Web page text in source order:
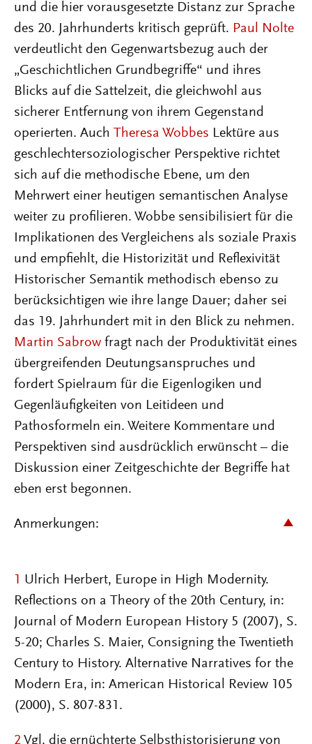
und die hier vorausgesetzte Distanz zur Sprache
des 20. Jahrhunderts kritisch geprüft. Paul Nolte
verdeutlicht den Gegenwartsbezug auch der
„Geschichtlichen Grundbegriffe“ und ihres
Blicks auf die Sattelzeit, die gleichwohl aus
sicherer Entfernung von ihrem Gegenstand
operierten. Auch Theresa Wobbes Lektüre aus
geschlechtersoziologischer Perspektive richtet
sich auf die methodische Ebene, um den
Mehrwert einer heutigen semantischen Analyse
weiter zu profilieren. Wobbe sensibilisiert für die
Implikationen des Vergleichens als soziale Praxis
und empfiehlt, die Historizität und Reflexivität
Historischer Semantik methodisch ebenso zu
berücksichtigen wie ihre lange Dauer; daher sei
das 19. Jahrhundert mit in den Blick zu nehmen.
Martin Sabrow fragt nach der Produktivität eines
übergreifenden Deutungsanspruches und
fordert Spielraum für die Eigenlogiken und
Gegenläufigkeiten von Leitideen und
Pathosformeln ein. Weitere Kommentare und
Perspektiven sind ausdrücklich erwünscht – die
Diskussion einer Zeitgeschichte der Begriffe hat
eben erst begonnen.
Anmerkungen:
1 Ulrich Herbert, Europe in High Modernity.
Reflections on a Theory of the 20th Century, in:
Journal of Modern European History 5 (2007), S.
5-20; Charles S. Maier, Consigning the Twentieth
Century to History. Alternative Narratives for the
Modern Era, in: American Historical Review 105
(2000), S. 807-831.
2 Vgl. die ernüchterte Selbsthistorisierung von